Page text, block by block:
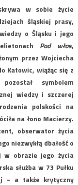
w sobie życie
śląskiej prasy,
o Śląsku i jego
Pod włos,
przez Wojciecha
Katowic, wiążąc się z
symbolem
wiedzy i szczerej
polskości na
na łono Macierzy.
obserwator życia
niezwykłą dbałość o
w obrazie jego życia
służba w 73 Pułku
– a także krytyczny